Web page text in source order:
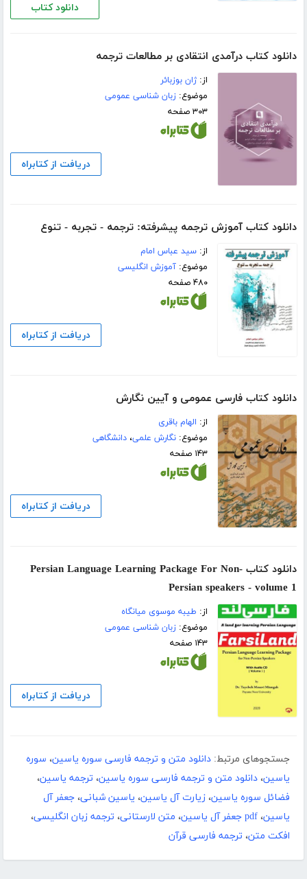
دانلود کتاب
دانلود کتاب درآمدی انتقادی بر مطالعات ترجمه
از:ژان بوزبائر
موضوع:زبان شناسی عمومی
۳۰۳ صفحه
دریافت از کتابراه
دانلود کتاب آموزش ترجمه پیشرفته: ترجمه - تجربه - تنوع
از:سید عباس امام
موضوع:آموزش انگلیسی
۴۸۰ صفحه
دریافت از کتابراه
دانلود کتاب فارسی عمومی و آیین نگارش
از: الهام باقری
موضوع:نگارش علمی،دانشگاهی
۱۴۳ صفحه
دریافت از کتابراه
دانلود کتاب Persian Language Learning Package For Non-
Persian speakers - volume 1
از: طیبه موسوی میانگاه
موضوع:زبان شناسی عمومی
۱۴۳ صفحه
دریافت از کتابراه
جستجوهای مرتبط: دانلود متن و ترجمه فارسی سوره یاسین، سوره
یاسین، دانلود متن و ترجمه فارسی سوره یاسین، ترجمه یاسین،
فضائل سوره یاسین، زیارت آل یاسین، یاسین شبانی، جعفر آل
یاسین، pdf جعفر آل یاسین ، متن لارستانی، ترجمه زبان انگلیسی،
افکت متن، ترجمه فارسی قرآن